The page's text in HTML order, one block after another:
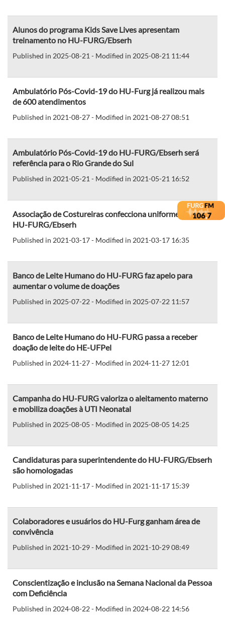
Alunos do programa Kids Save Lives apresentam
treinamento no HU-FURG/Ebserh
Published in 2025-08-21 - Modified in 2025-08-21 11:44
Ambulatório Pós-Covid-19 do HU-Furg já realizou mais
de 600 atendimentos
Published in 2021-08-27 - Modified in 2021-08-27 08:51
Ambulatório Pós-Covid-19 do HU-FURG/Ebserh será
referência para o Rio Grande do Sul
Published in 2021-05-21 - Modified in 2021-05-21 16:52
Associação de Costureiras confecciona uniformes para o
HU-FURG/Ebserh
Published in 2021-03-17 - Modified in 2021-03-17 16:35
Banco de Leite Humano do HU-FURG faz apelo para
aumentar o volume de doações
Published in 2025-07-22 - Modified in 2025-07-22 11:57
Banco de Leite Humano do HU-FURG passa a receber
doação de leite do HE-UFPel
Published in 2024-11-27 - Modified in 2024-11-27 12:01
Campanha do HU-FURG valoriza o aleitamento materno
e mobiliza doações à UTI Neonatal
Published in 2025-08-05 - Modified in 2025-08-05 14:25
Candidaturas para superintendente do HU-FURG/Ebserh
são homologadas
Published in 2021-11-17 - Modified in 2021-11-17 15:39
Colaboradores e usuários do HU-Furg ganham área de
convivência
Published in 2021-10-29 - Modified in 2021-10-29 08:49
Conscientização e inclusão na Semana Nacional da Pessoa
com Deficiência
Published in 2024-08-22 - Modified in 2024-08-22 14:56